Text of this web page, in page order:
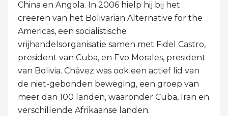
China en Angola. In 2006 hielp hij bij het
creëren van het Bolivarian Alternative for the
Americas, een socialistische
vrijhandelsorganisatie samen met Fidel Castro,
president van Cuba, en Evo Morales, president
van Bolivia. Chávez was ook een actief lid van
de niet-gebonden beweging, een groep van
meer dan 100 landen, waaronder Cuba, Iran en
verschillende Afrikaanse landen.